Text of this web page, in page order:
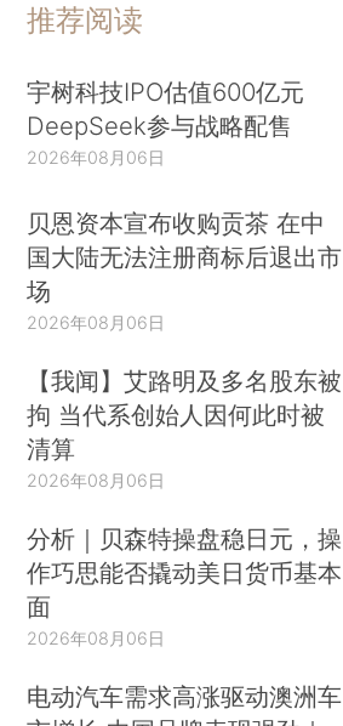
推荐阅读
宇树科技IPO估值600亿元
DeepSeek参与战略配售
2026年08月06日
贝恩资本宣布收购贡茶 在中
国大陆无法注册商标后退出市
场
2026年08月06日
【我闻】艾路明及多名股东被
拘 当代系创始人因何此时被
清算
2026年08月06日
分析｜贝森特操盘稳日元，操
作巧思能否撬动美日货币基本
面
2026年08月06日
电动汽车需求高涨驱动澳洲车